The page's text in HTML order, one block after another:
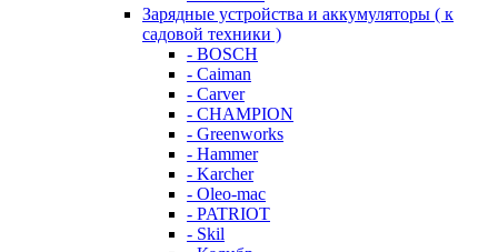
Зарядные устройства и аккумуляторы ( к
садовой техники )
- BOSCH
- Caiman
- Carver
- CHAMPION
- Greenworks
- Hammer
- Karcher
- Oleo-mac
- PATRIOT
- Skil